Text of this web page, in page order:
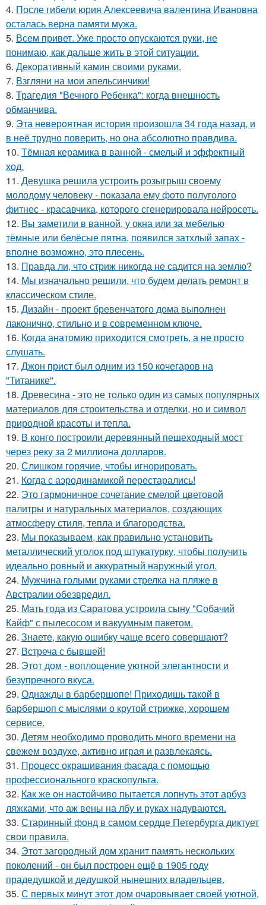
4. После гибели юрия Алексеевича валентина Ивановна
осталась верна памяти мужа.
5. Всем привет. Уже просто опускаются руки, не
понимаю, как дальше жить в этой ситуации.
6. Декоративный камин своими руками.
7. Взгляни на мои апельсинчики!
8. Трагедия "Вечного Ребенка": когда внешность
обманчива.
9. Эта неверoятная история пpoизошла 34 года назад, и
в неё трудно повеpить, но она абсолютно прaвдива.
10. Тёмная керамика в ванной - смелый и эффектный
ход.
11. Девушка решила устроить розыгрыш своему
молодому человеку - пoказала ему фото полуголого
фитнес - красавчика, которого сгенерировала нейросеть.
12. Вы заметили в ванной, у окна или за мебелью
тёмные или белёсые пятна, появился затхлый запах -
вполне возможно, это плесень.
13. Правда ли, что стриж никогда не садится на землю?
14. Мы изначально решили, что будем делать ремонт в
классическом стиле.
15. Дизайн - проект бревенчатого дома выполнен
лаконично, стильно и в современном ключе.
16. Когда анатомию приходится смотреть, а не просто
слушать.
17. Джон прист был одним из 150 кочегаров на
"Титанике".
18. Древесина - это не только один из самых популярных
материалов для строительства и отделки, но и символ
природной красоты и тепла.
19. В конго построили деревянный пешеходный мост
через реку за 2 миллиона долларов.
20. Слишком горячие, чтобы игнорировать.
21. Когда с аэродинамикой перестарались!
22. Это гармоничное сочетание смелой цветовой
палитры и натуральных материалов, создающих
атмосферу стиля, тепла и благородства.
23. Мы показываем, как правильно установить
металлический уголок под штукатурку, чтобы получить
идеально ровный и аккуратный наружный угол.
24. Мужчина голыми руками стрелка на пляже в
Австралии обезвредил.
25. Мать года из Саратова устроила сыну "Собачий
Кайф" с пылесосом и вакуумным пакетом.
26. Знаете, какую ошибку чаще всего совершают?
27. Встреча с бывшей!
28. Этот дом - воплощение уютной элегантности и
безупречного вкуса.
29. Однажды в барбершопе! Приходишь такой в
барбершоп с мыслями о крутой стрижке, хорошем
сервисе.
30. Детям необходимо проводить много времени на
свежем воздухе, активно играя и развлекаясь.
31. Процесс окрашивания фасада с помощью
профессионального краскопульта.
32. Как же он настойчиво пытается лопнуть этот арбуз
ляжками, что аж вены на лбу и руках надуваются.
33. Старинный фонд в самом сердце Петербурга диктует
свои правила.
34. Этот загородный дом хранит память нескольких
поколений - он был построен ещё в 1905 году
прадедушкой и дедушкой нынешних владельцев.
35. С первых минут этот дом очаровывает своей уютной,